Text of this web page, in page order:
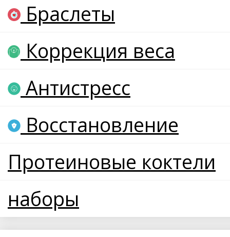
Браслеты
Коррекция веса
Антистресс
Восстановление
Протеиновые коктели
наборы